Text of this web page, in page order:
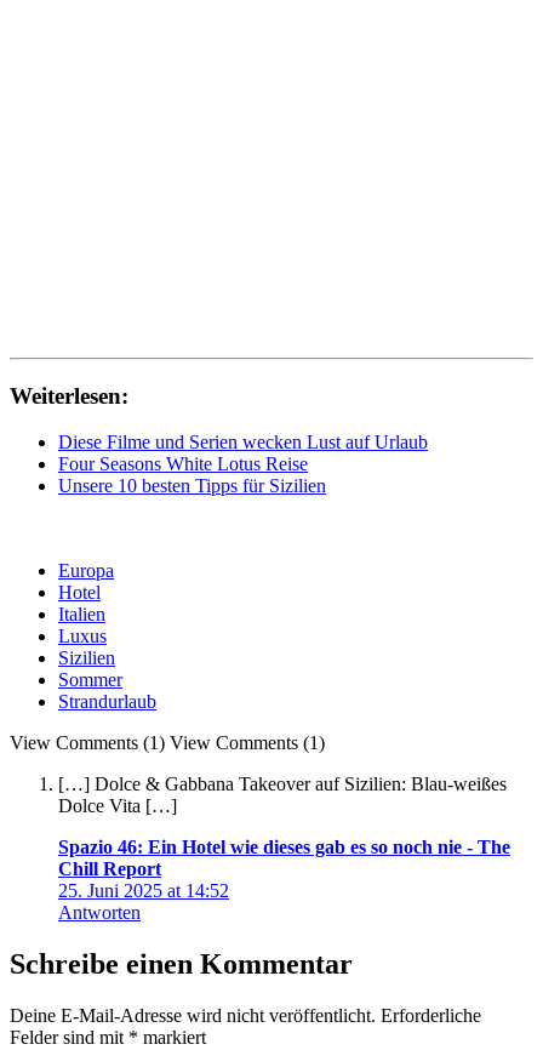
Weiterlesen:
Diese Filme und Serien wecken Lust auf Urlaub
Four Seasons White Lotus Reise
Unsere 10 besten Tipps für Sizilien
Europa
Hotel
Italien
Luxus
Sizilien
Sommer
Strandurlaub
View Comments (1) View Comments (1)
[…] Dolce & Gabbana Takeover auf Sizilien: Blau-weißes
Dolce Vita […]
Spazio 46: Ein Hotel wie dieses gab es so noch nie - The
Chill Report
25. Juni 2025 at 14:52
Antworten
Schreibe einen Kommentar
Deine E-Mail-Adresse wird nicht veröffentlicht. Erforderliche
Felder sind mit * markiert